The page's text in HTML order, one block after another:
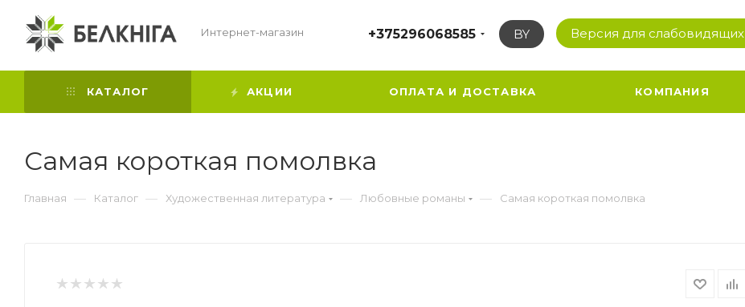
Интернет-магазин +375296068585 BY Версия для слабовидящих
КАТАЛОГ АКЦИИ ОПЛАТА И ДОСТАВКА КОМПАНИЯ
Самая короткая помолвка
Главная — Каталог — Художественная литература — Любовные романы — Самая короткая помолвка